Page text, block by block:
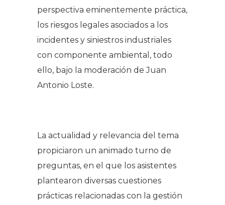
perspectiva eminentemente práctica,
los riesgos legales asociados a los
incidentes y siniestros industriales
con componente ambiental, todo
ello, bajo la moderación de Juan
Antonio Loste.
La actualidad y relevancia del tema
propiciaron un animado turno de
preguntas, en el que los asistentes
plantearon diversas cuestiones
prácticas relacionadas con la gestión